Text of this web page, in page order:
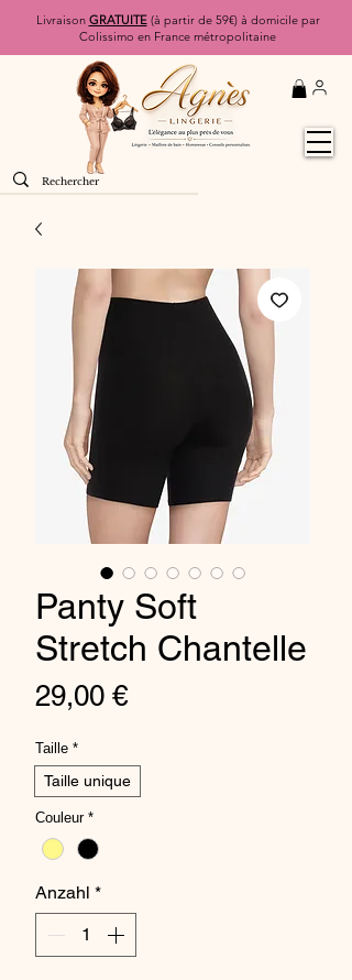
Livraison GRATUITE(à partir de 59€) à domicile par
Colissimo en France métropolitaine
Panty Soft
Stretch Chantelle
29,00 €Preis
Taille *
Taille unique
Couleur *
Anzahl *